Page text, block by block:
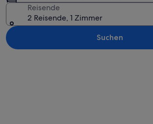
Reisende
2 Reisende, 1 Zimmer
Suchen